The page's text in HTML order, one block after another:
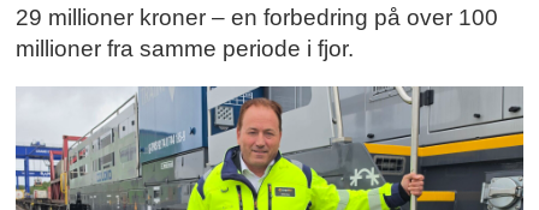
29 millioner kroner – en forbedring på over 100
millioner fra samme periode i fjor.